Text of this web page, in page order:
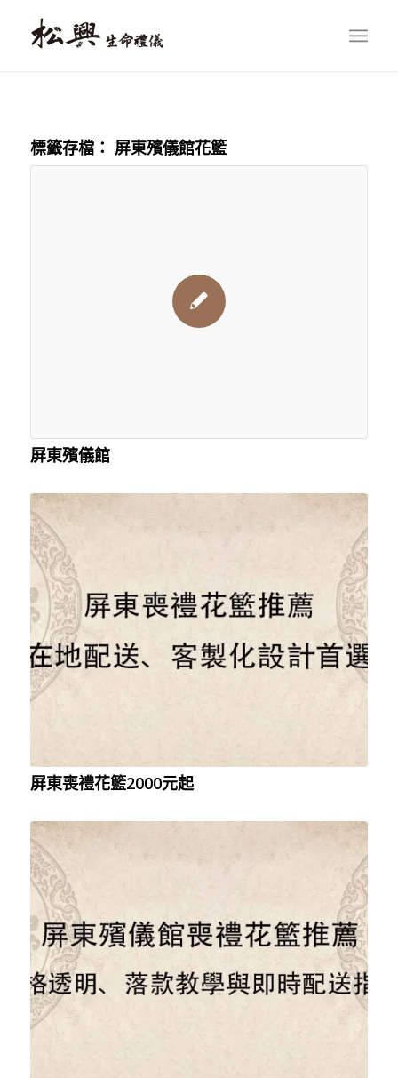
標籤存檔： 屏東殯儀館花籃
屏東殯儀館
屏東喪禮花籃2000元起